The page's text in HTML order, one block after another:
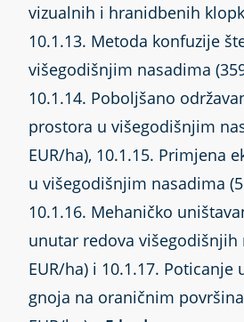
vizualnih i hranidbenih
10.1.13. Metoda konfuzije
višegodišnjim nasadima
10.1.14. Poboljšano
prostora u višegodišnjim
EUR/ha), 10.1.15. Primjena
u višegodišnjim nasadima
10.1.16. Mehaničko
unutar redova višegodišnjih
EUR/ha) i 10.1.17. Poticanje
gnoja na oraničnim